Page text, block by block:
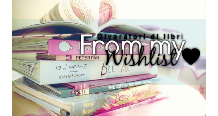
fatto decidere a uno di voi, il mese di febbraio era perfetto.
Dunque qual è questo tema, vi starete chiedendo. Il tema di
febbraio è libri ispirati alle favole! Che ve ne pare? Io avrei
un po' di titoli in wishlist ^^ Non avendo letto nessun libro
ispirato alle favole (D:), tutte voi lasciate solo un titolo e
poi a random ne sceglierò tre! Aggiornerò il post, oppure
potrete trova...